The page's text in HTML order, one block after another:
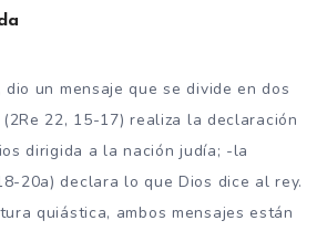
un mensaje que se divide en dos
22, 15-17) realiza la declaración
dirigida a la nación judía; -la
20a) declara lo que Dios dice al rey.
quiástica, ambos mensajes están